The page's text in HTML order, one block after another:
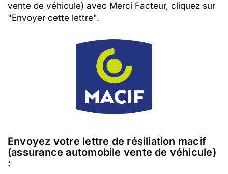
vente de véhicule) avec Merci Facteur, cliquez sur
"Envoyer cette lettre".
Envoyez votre lettre de résiliation macif
(assurance automobile vente de véhicule)
: